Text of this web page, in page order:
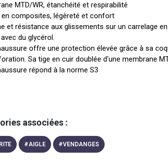
MTD/WR, étanchéité et respirabilité
en composites, légèreté et confort
et résistance aux glissements sur un carrelage
du glycérol.
offre une protection élevée grâce à sa
Sa tige en cuir doublée d'une membrane
répond à la norme S3
associées :
#AIGLE #VENDANGES